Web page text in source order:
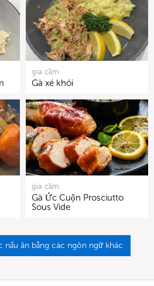
gia cầm
Gà xé khói
gia cầm
Gà Ức Cuộn Prosciutto
Sous Vide
ăn bằng các ngôn ngữ khác